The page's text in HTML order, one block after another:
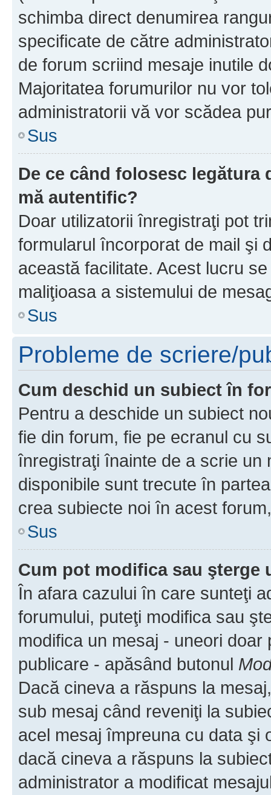
schimba direct denumirea
specificate de către
de forum scriind mesaje inutile
Majoritatea forumurilor nu vor
administratorii vă vor scădea
Sus
De ce când folosesc
mă autentific?
Doar utilizatorii înregistraţi pot
formularul încorporat de mail şi
această facilitate. Acest lucru
maliţioasa a sistemului de
Sus
Probleme de scriere/
Cum deschid un subiect în
Pentru a deschide un subiect
fie din forum, fie pe ecranul cu
înregistraţi înainte de a scrie un
disponibile sunt trecute în
crea subiecte noi în acest
Sus
Cum pot modifica sau şterge
În afara cazului în care sunteţi
forumului, puteţi modifica sau
modifica un mesaj - uneori
publicare - apăsând butonul
Dacă cineva a răspuns la
sub mesaj când reveniţi la
acel mesaj împreuna cu data şi
dacă cineva a răspuns la
administrator a modificat